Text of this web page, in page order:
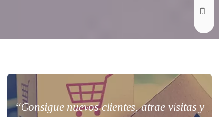
“Consigue nuevos clientes, atrae visitas y